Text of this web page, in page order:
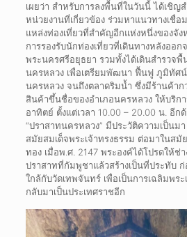
เผยว่า สำหรับการลงพื้นที่ในวันนี้ ได้เชิญ
หน่วยงานที่เกี่ยวข้อง ร่วมหาแนวทางเชื่
แหล่งท่องเที่ยวที่สำคัญอีกแห่งหนึ่งของจั
การรองรับนักท่องเที่ยวที่เดินทางหลังออ
พระนครศรีอยุธยา รวมทั้งได้เดินสำรวจ
นครหลวง เพื่อเตรียมพัฒนา ฟื้นฟู ภูมิทัศน์
นครหลวง จนถึงตลาดริมน้ำ ซึ่งมีร้านค้าก
สินค้าขึ้นชื่อของอำเภอนครหลวง ให้บริกา
อาทิตย์ ตั้งแต่เวลา 10.00 – 20.00 น. อีก
“ปราสาทนครหลวง” มีประวัติความเป็นม
สมัยสมเด็จพระเจ้าทรงธรรม ต่อมาในสมั
ทอง เมื่อพ.ศ. 2147 พระองค์ได้โปรดให้ช่
ปราสาทที่กัมพูชาแล้วสร้างเป็นที่ประทับ
ใกล้กับวัดเทพจันทร์ เพื่อเป็นการเฉลิมพร
กลับมาเป็นประเทศราชอีก